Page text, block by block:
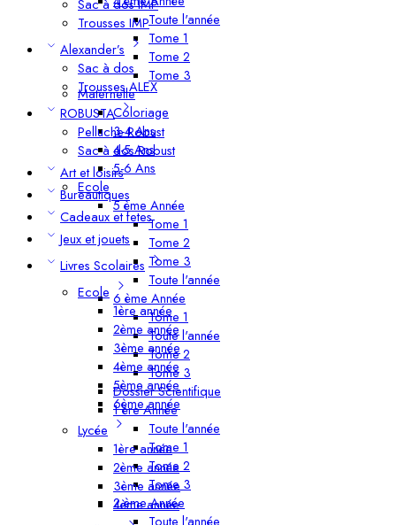
Trousses IMP
Alexander’s
Sac à dos
Trousses ALEX
ROBUSTA
Pelluche Robust
Sac à dos Robust
Art et loisirs
Bureautiques
Cadeaux et fetes
Jeux et jouets
Livres Scolaires
Ecole
1ère année
2ème année
3ème année
4ème année
5ème année
6ème année
Lycée
1ère année
2ème année
3ème année
4ème année
Toute l'année
Tome 1
Tome 2
Tome 3
Maternelle
Coloriage
3-4 Ans
4-5 Ans
5-6 Ans
Ecole
5 ème Année
Tome 1
Tome 2
Tome 3
Toute l'année
6 ème Année
Tome 1
Toute l'année
Tome 2
Tome 3
Dossier Scientifique
1 ère Année
Toute l'année
Tome 1
Tome 2
Tome 3
2 ème Année
Toute l'année